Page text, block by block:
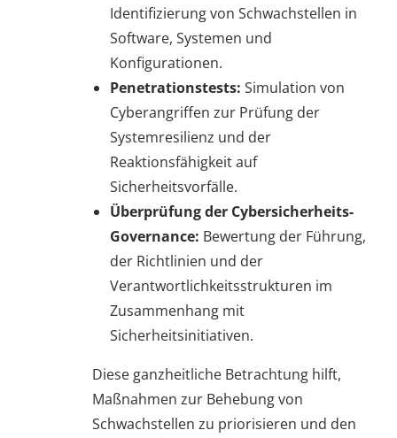
Identifizierung von Schwachstellen in
Software, Systemen und
Konfigurationen.
Penetrationstests: Simulation von
Cyberangriffen zur Prüfung der
Systemresilienz und der
Reaktionsfähigkeit auf
Sicherheitsvorfälle.
Überprüfung der Cybersicherheits-
Governance: Bewertung der Führung,
der Richtlinien und der
Verantwortlichkeitsstrukturen im
Zusammenhang mit
Sicherheitsinitiativen.
Diese ganzheitliche Betrachtung hilft,
Maßnahmen zur Behebung von
Schwachstellen zu priorisieren und den